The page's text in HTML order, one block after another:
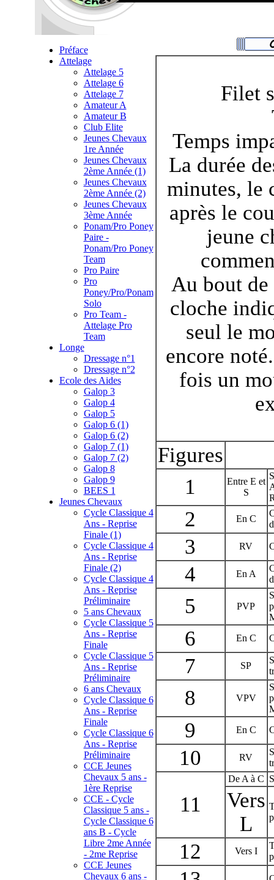
Préface
Attelage
Attelage 5
Attelage 6
Attelage 7
Amateur A
Amateur B
Club Elite
Jeunes Chevaux
1re Année
Jeunes Chevaux
2ème Année (1)
Jeunes Chevaux
2ème Année (2)
Jeunes Chevaux
3ème Année
Ponam/Pro Poney
Paire -
Ponam/Pro Poney
Team
Pro Paire
Pro
Poney/Pro/Ponam
Solo
Pro Team -
Attelage Pro
Team
Longe
Dressage n°1
Dressage n°2
Ecole des Aides
Galop 3
Galop 4
Galop 5
Galop 6 (1)
Galop 6 (2)
Galop 7 (1)
Galop 7 (2)
Galop 8
Galop 9
BEES 1
Jeunes Chevaux
Cycle Classique 4
Ans - Reprise
Finale (1)
Cycle Classique 4
Ans - Reprise
Finale (2)
Cycle Classique 4
Ans - Reprise
Préliminaire
5 ans Chevaux
Cycle Classique 5
Ans - Reprise
Finale
Cycle Classique 5
Ans - Reprise
Préliminaire
6 ans Chevaux
Cycle Classique 6
Ans - Reprise
Finale
Cycle Classique 6
Ans - Reprise
Préliminaire
CCE Jeunes
Chevaux 5 ans -
1ère Reprise
CCE - Cycle
Classique 5 ans -
Cycle Classique 6
ans B - Cycle
Libre 2me Année
- 2me Reprise
CCE Jeunes
Chevaux 6 ans -
Filet
Temps
La durée
minutes, le
après le
jeune
Au bout de
cloche
seul le
encore
fois un
Figures
1
Entre E et
S
2 En C
3 RV
4 En A
5 PVP
6 En C
7 SP
8 VPV
9 En C
10 RV
11
De A à C
Vers
L
12 Vers I